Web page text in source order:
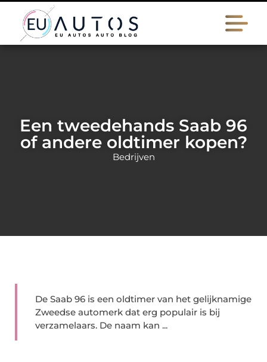
Een tweedehands Saab 96
of andere oldtimer kopen?
Bedrijven
De Saab 96 is een oldtimer van het gelijknamige
Zweedse automerk dat erg populair is bij
verzamelaars. De naam kan ...